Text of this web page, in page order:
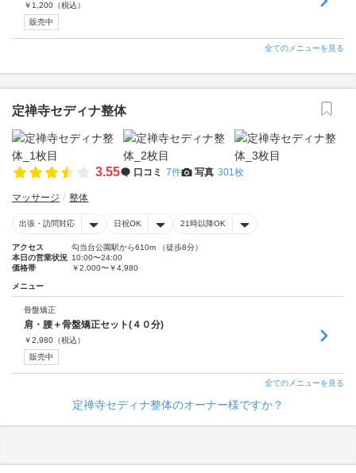
￥ 1,200 （税込）
販売中
全てのメニューを見る
定禅寺セディナ整体
3.55 口コミ 7件 写真 301枚
マッサージ 整体
出張・訪問対応 日祝OK 21時以降OK
アクセス
勾当台公園駅から610m （徒歩8分）
本日の営業状況 10:00〜24:00
価格帯
￥2,000〜￥4,980
メニュー
骨盤矯正
肩・腰＋骨盤矯正セット(４０分)
￥2,980 （税込）
販売中
全てのメニューを見る
定禅寺セディナ整体のオーナー様ですか？